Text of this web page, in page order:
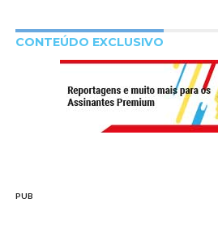
CONTEÚDO EXCLUSIVO
PUB